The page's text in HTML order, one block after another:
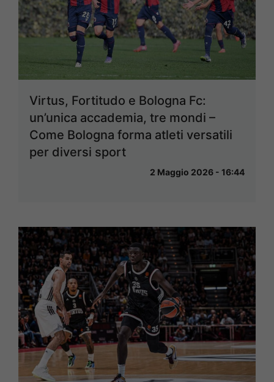
Virtus, Fortitudo e Bologna Fc:
un’unica accademia, tre mondi –
Come Bologna forma atleti versatili
per diversi sport
2 Maggio 2026 - 16:44